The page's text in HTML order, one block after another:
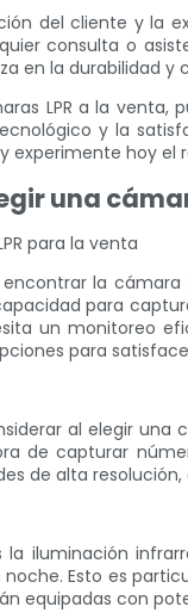
del cliente y la
consulta o
en la durabilidad y
LPR a la
y la
experimente hoy
una
para la venta
la
para
un monitoreo
para
al elegir una
de capturar
de alta
iluminación
Esto es
equipadas con